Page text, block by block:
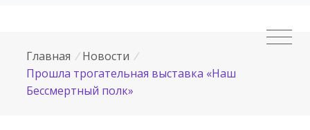
Главная / Новости /
Прошла трогательная выставка «Наш
Бессмертный полк»